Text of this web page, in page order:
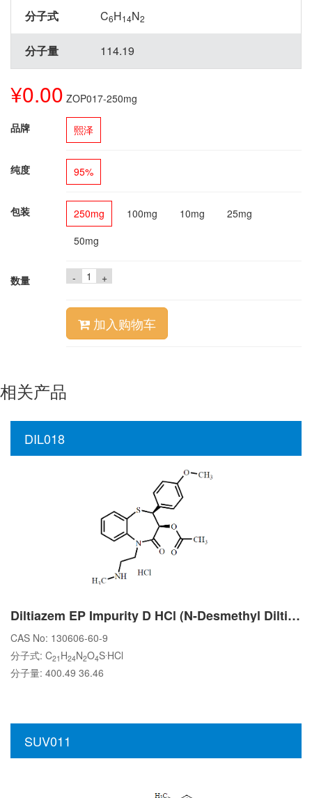
分子式 C6H14N2
分子量 114.19
¥0.00 ZOP017-250mg
品牌 熙泽
纯度 95%
包装 250mg 100mg 10mg
25mg
50mg
数量 - +
加入购物车
相关产品
DIL018
Diltiazem EP Impurity D HCl (N-Desmethyl Diltiazem HCl)
CAS No: 130606-60-9
分子式: C21 H24N2O4S HCl
分子量: 400.49 36.46
SUV011